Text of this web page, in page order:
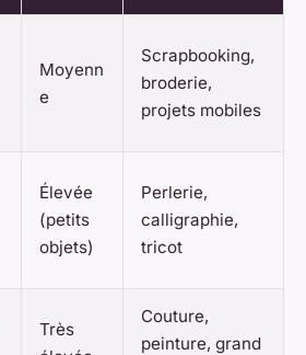
Moyenn
e
Scrapbooking,
broderie,
projets mobiles
Élevée
(petits
objets)
Perlerie,
calligraphie,
tricot
Très
Couture,
peinture, grand